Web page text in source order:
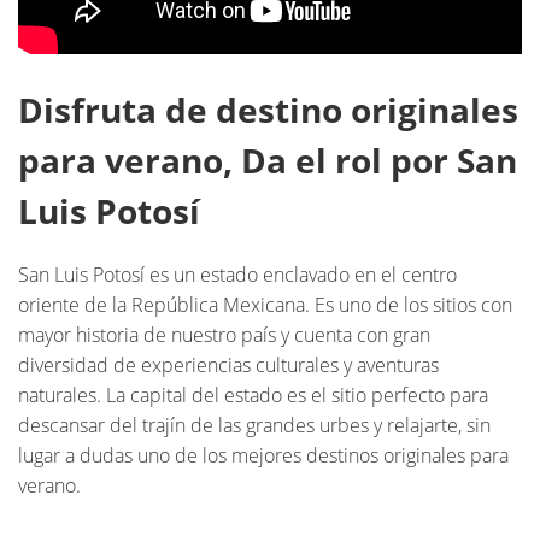
Disfruta de destino originales
para verano, Da el rol por San
Luis Potosí
San Luis Potosí es un estado enclavado en el centro
oriente de la República Mexicana. Es uno de los sitios con
mayor historia de nuestro país y cuenta con gran
diversidad de experiencias culturales y aventuras
naturales. La capital del estado es el sitio perfecto para
descansar del trajín de las grandes urbes y relajarte, sin
lugar a dudas uno de los mejores destinos originales para
verano.